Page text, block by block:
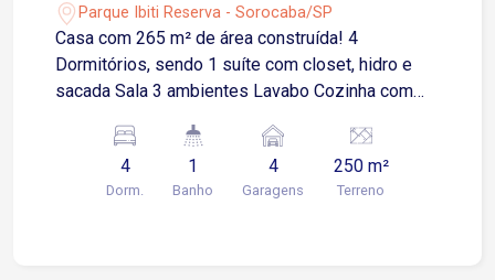
Parque Ibiti Reserva - Sorocaba/SP
Casa com 265 m² de área construída! 4
Dormitórios, sendo 1 suíte com closet, hidro e
sacada Sala 3 ambientes Lavabo Cozinha com
social Área de serviço Lavanderia Quintal Área
gourmet com churrasqueira Piscina 4 Vagas de
garagem, sendo 2 cobertas * Imóvel com piso
4
Dorm.
1
Banho
4
Garagens
250 m²
Terreno